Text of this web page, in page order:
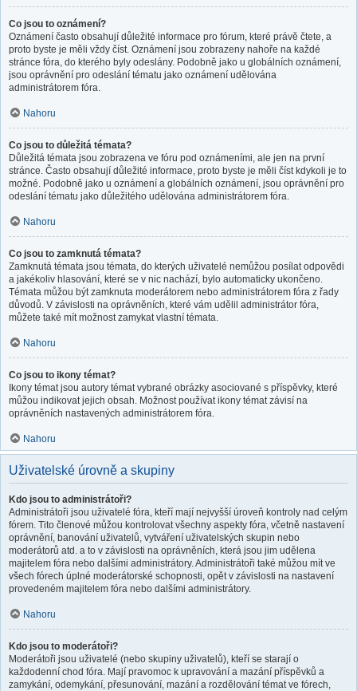
Co jsou to oznámení?
Oznámení často obsahují důležité informace pro fórum, které právě čtete, a
proto byste je měli vždy číst. Oznámení jsou zobrazeny nahoře na každé
stránce fóra, do kterého byly odeslány. Podobně jako u globálních oznámení,
jsou oprávnění pro odeslání tématu jako oznámení udělována
administrátorem fóra.
Nahoru
Co jsou to důležitá témata?
Důležitá témata jsou zobrazena ve fóru pod oznámeními, ale jen na první
stránce. Často obsahují důležité informace, proto byste je měli číst kdykoli je to
možné. Podobně jako u oznámení a globálních oznámení, jsou oprávnění pro
odeslání tématu jako důležitého udělována administrátorem fóra.
Nahoru
Co jsou to zamknutá témata?
Zamknutá témata jsou témata, do kterých uživatelé nemůžou posílat odpovědi
a jakékoliv hlasování, které se v nic nachází, bylo automaticky ukončeno.
Témata můžou být zamknuta moderátorem nebo administrátorem fóra z řady
důvodů. V závislosti na oprávněních, které vám udělil administrátor fóra,
můžete také mít možnost zamykat vlastní témata.
Nahoru
Co jsou to ikony témat?
Ikony témat jsou autory témat vybrané obrázky asociované s příspěvky, které
můžou indikovat jejich obsah. Možnost používat ikony témat závisí na
oprávněních nastavených administrátorem fóra.
Nahoru
Uživatelské úrovně a skupiny
Kdo jsou to administrátoři?
Administrátoři jsou uživatelé fóra, kteří mají nejvyšší úroveň kontroly nad celým
fórem. Tito členové můžou kontrolovat všechny aspekty fóra, včetně nastavení
oprávnění, banování uživatelů, vytváření uživatelských skupin nebo
moderátorů atd. a to v závislosti na oprávněních, která jsou jim udělena
majitelem fóra nebo dalšími administrátory. Administrátoři také můžou mít ve
všech fórech úplné moderátorské schopnosti, opět v závislosti na nastavení
provedeném majitelem fóra nebo dalšími administrátory.
Nahoru
Kdo jsou to moderátoři?
Moderátoři jsou uživatelé (nebo skupiny uživatelů), kteří se starají o
každodenní chod fóra. Mají pravomoc k upravování a mazání příspěvků a
zamykání, odemykání, přesunování, mazání a rozdělování témat ve fórech,